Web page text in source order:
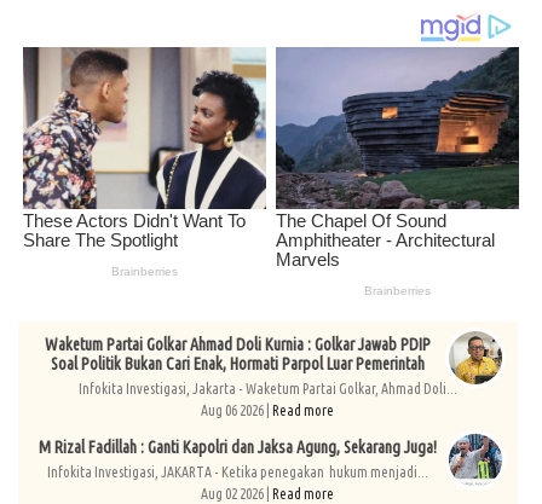
Waketum Partai Golkar Ahmad Doli Kurnia : Golkar Jawab PDIP
Soal Politik Bukan Cari Enak, Hormati Parpol Luar Pemerintah
Infokita Investigasi, Jakarta - Waketum Partai Golkar, Ahmad Doli...
Aug 06 2026 | Read more
M Rizal Fadillah : Ganti Kapolri dan Jaksa Agung, Sekarang Juga!
Infokita Investigasi, JAKARTA - Ketika penegakan hukum menjadi...
Aug 02 2026 | Read more